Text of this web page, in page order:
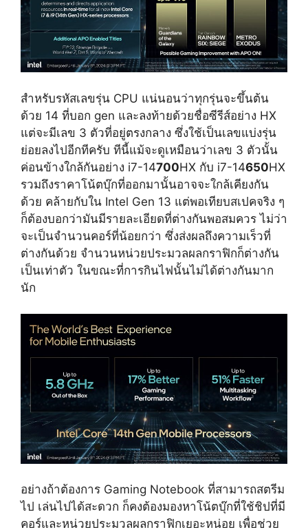
สำหรับรหัสเลขรุ่น CPU แน่นอนว่าทุกรุ่นจะขึ้นต้น
ด้วย 14 ที่บอก gen และลงท้ายด้วยชื่อซีรีส์อย่าง HX
แต่จะมีเลข 3 ตัวที่อยู่ตรงกลาง ซึ่งใช้เป็นเลขแบ่งรุ่น
ย่อยลงไปอีกทีครับ ทีนี้แม้จะดูเหมือนว่าเลข 3 ตัวนั้น
ค่อนข้างใกล้กันอย่าง i7-14700HX กับ i7-14650HX
รวมถึงราคาโน้ตบุ๊กที่ออกมานั้นอาจจะใกล้เคียงกัน
ด้วย คล้ายกับใน Intel Gen 13 แต่พอเทียบสเปคจริง ๆ
ก็ต้องบอกว่ามันมีรายละเอียดที่ต่างกันพอสมควร ไม่ว่า
จะเป็นจำนวนคอร์ที่น้อยกว่า ซึ่งส่งผลถึงความเร็วที่
ต่างกันด้วย จำนวนหน่วยประมวลผลกราฟิกก็ต่างกัน
เป็นเท่าตัว ในขณะที่การกินไฟนั้นไม่ได้ต่างกันมาก
นัก
อย่างถ้าต้องการ Gaming Notebook ที่สามารถสตรีม
ไป เล่นไปได้สะดวก ก็คงต้องมองหาโน้ตบุ๊กที่ใช้ชิปที่มี
คอร์และหน่วยประมวลผลกราฟิกเยอะหน่อย เพื่อช่วย